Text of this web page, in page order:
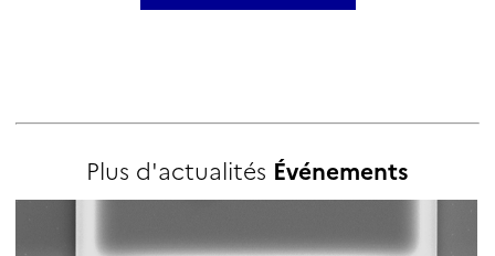
Plus d'actualités Événements